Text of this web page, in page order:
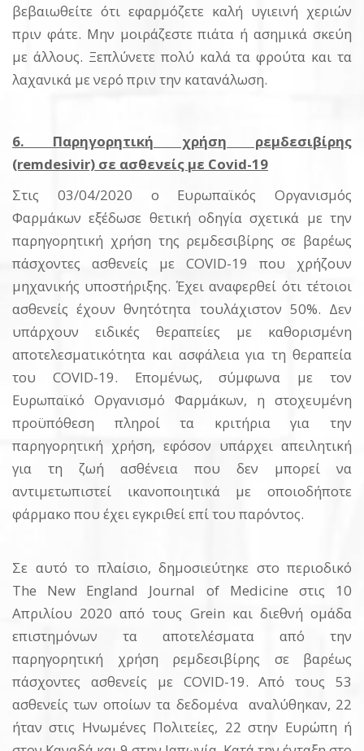
βεβαιωθείτε ότι εφαρμόζετε καλή υγιεινή χεριών
πριν φάτε. Μην μοιράζεστε πιάτα ή ασημικά σκεύη
με άλλους. Ξεπλύνετε πολύ καλά τα φρούτα και τα
λαχανικά με νερό πριν την κατανάλωση.
6. Παρηγορητική χρήση ρεμδεσιβίρης
(remdesivir) σε ασθενείς με Covid-19
Στις 03/04/2020 ο Ευρωπαϊκός Οργανισμός
Φαρμάκων εξέδωσε θετική οδηγία σχετικά με την
παρηγορητική χρήση της ρεμδεσιβίρης σε βαρέως
πάσχοντες ασθενείς με COVID-19 που χρήζουν
μηχανικής υποστήριξης. Έχει αναφερθεί ότι τέτοιοι
ασθενείς έχουν θνητότητα τουλάχιστον 50%. Δεν
υπάρχουν ειδικές θεραπείες με καθορισμένη
αποτελεσματικότητα και ασφάλεια για τη θεραπεία
του COVID-19. Επομένως, σύμφωνα με τον
Ευρωπαϊκό Οργανισμό Φαρμάκων, η στοχευμένη
προϋπόθεση πληροί τα κριτήρια για την
παρηγορητική χρήση, εφόσον υπάρχει απειλητική
για τη ζωή ασθένεια που δεν μπορεί να
αντιμετωπιστεί ικανοποιητικά με οποιοδήποτε
φάρμακο που έχει εγκριθεί επί του παρόντος.
Σε αυτό το πλαίσιο, δημοσιεύτηκε στο περιοδικό
The New England Journal of Medicine στις 10
Απριλίου 2020 από τους Grein και διεθνή ομάδα
επιστημόνων τα αποτελέσματα από την
παρηγορητική χρήση ρεμδεσιβίρης σε βαρέως
πάσχοντες ασθενείς με COVID-19. Από τους 53
ασθενείς των οποίων τα δεδομένα αναλύθηκαν, 22
ήταν στις Ηνωμένες Πολιτείες, 22 στην Ευρώπη ή